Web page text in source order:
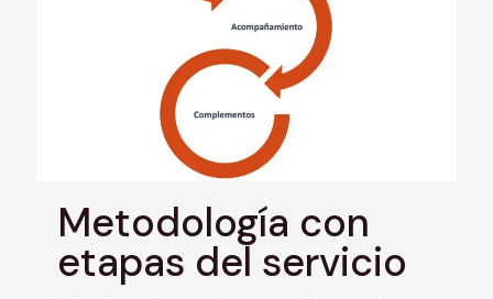
Metodología con
etapas del servicio